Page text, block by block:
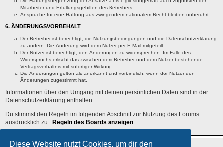
Diese Website nutzt Cookies, um dir den
Mitarbeiter und Erfüllungsgehilfen des Betreibers.
Ansprüche für eine Haftung aus zwingendem nationalem Recht bleiben unberührt.
6. ÄNDERUNGSVORBEHALT
Der Betreiber ist berechtigt, die Nutzungsbedingungen und die Datenschutzerklärung
zu ändern. Die Änderung wird dem Nutzer per E-Mail mitgeteilt.
Der Nutzer ist berechtigt, den Änderungen zu widersprechen. Im Falle des
Widerspruchs erlischt das zwischen dem Betreiber und dem Nutzer bestehende
Vertragsverhältnis mit sofortiger Wirkung.
Die Änderungen gelten als anerkannt und verbindlich, wenn der Nutzer den
Änderungen zugestimmt hat.
Informationen über den Umgang mit deinen persönlichen Daten sind in der
Datenschutzerklärung enthalten.
Du stimmst den Regeln im folgenden Abschnitt zur Nutzung des Forums
ausdrücklich zu.: Regeln des Boards anzeigen